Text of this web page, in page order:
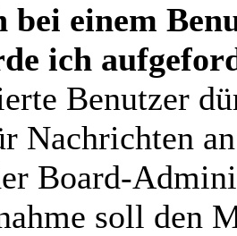
bei einem
ich
Benutzer
Nachrichten
Board-
soll den